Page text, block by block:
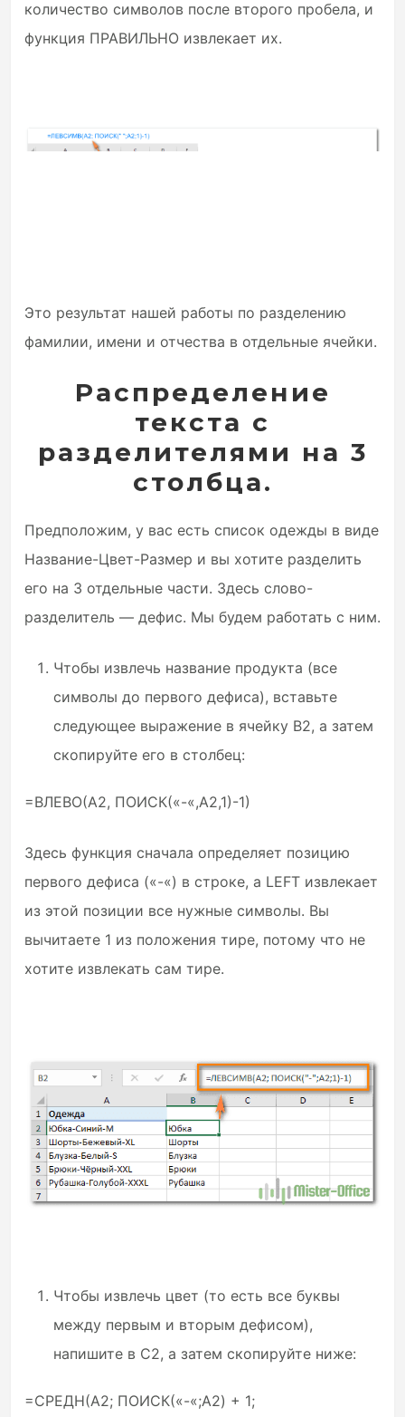
количество символов после второго пробела, и
функция ПРАВИЛЬНО извлекает их.
Это результат нашей работы по разделению
фамилии, имени и отчества в отдельные ячейки.
Распределение
текста с
разделителями на 3
столбца.
Предположим, у вас есть список одежды в виде
Название-Цвет-Размер и вы хотите разделить
его на 3 отдельные части. Здесь слово-
разделитель — дефис. Мы будем работать с ним.
Чтобы извлечь название продукта (все
символы до первого дефиса), вставьте
следующее выражение в ячейку B2, а затем
скопируйте его в столбец:
=ВЛЕВО(A2, ПОИСК(«-«,A2,1)-1)
Здесь функция сначала определяет позицию
первого дефиса («-«) в строке, а LEFT извлекает
из этой позиции все нужные символы. Вы
вычитаете 1 из положения тире, потому что не
хотите извлекать сам тире.
Чтобы извлечь цвет (то есть все буквы
между первым и вторым дефисом),
напишите в C2, а затем скопируйте ниже:
=СРЕДН(A2; ПОИСК(«-«;A2) + 1;